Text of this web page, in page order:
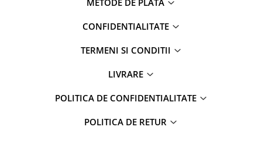
METODE DE PLATA
CONFIDENTIALITATE
TERMENI SI CONDITII
LIVRARE
POLITICA DE CONFIDENTIALITATE
POLITICA DE RETUR